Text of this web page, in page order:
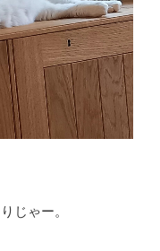
じゃー。